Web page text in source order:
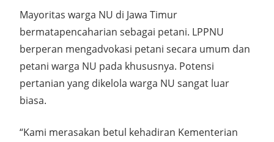
Mayoritas warga NU di Jawa Timur
bermatapencaharian sebagai petani. LPPNU
berperan mengadvokasi petani secara umum dan
petani warga NU pada khususnya. Potensi
pertanian yang dikelola warga NU sangat luar
biasa.
“Kami merasakan betul kehadiran Kementerian